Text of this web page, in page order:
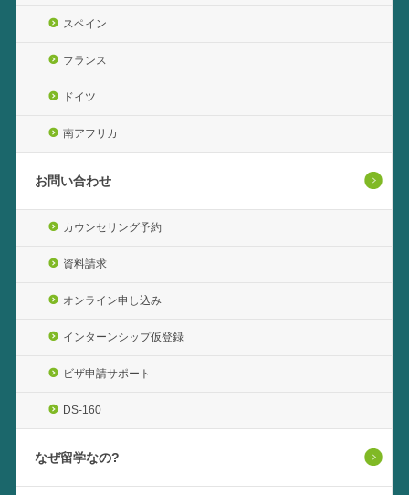
スペイン
フランス
ドイツ
南アフリカ
お問い合わせ
カウンセリング予約
資料請求
オンライン申し込み
インターンシップ仮登録
ビザ申請サポート
DS-160
なぜ留学なの?